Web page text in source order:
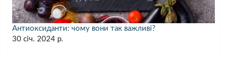
Антиоксиданти: чому вони так важливі?
30 січ. 2024 р.